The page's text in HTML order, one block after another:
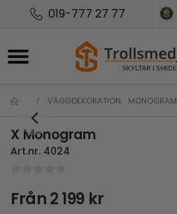
019-777 27 77
VÄGGDEKORATION, MONOGRAM
X Monogram
Art.nr. 4024
Från2 199 kr